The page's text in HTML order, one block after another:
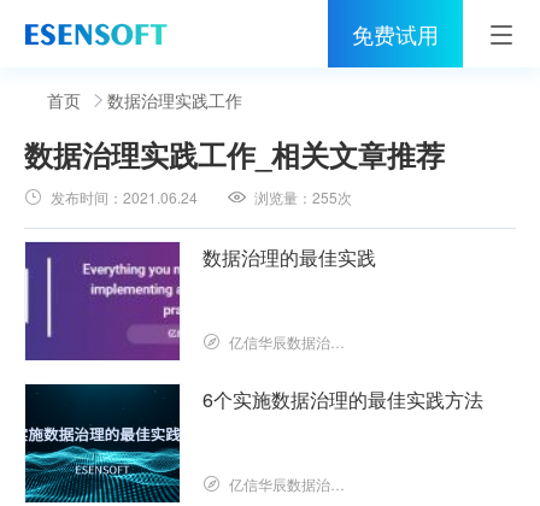
免费试用
首页
睿治
解决方案
伙伴
服务
社区
关于亿信
400-0011-866
首页 数据治理实践工作
数据治理实践工作_相关文章推荐
发布时间：2021.06.24 浏览量：255次
数据治理的最佳实践
亿信华辰数据治理研究院
6个实施数据治理的最佳实践方法
亿信华辰数据治理研究院